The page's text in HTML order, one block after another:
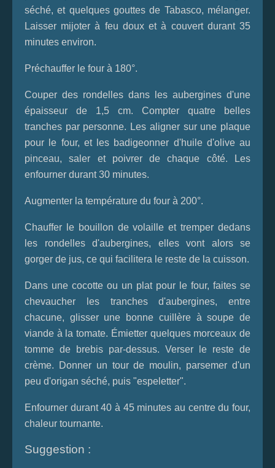
séché, et quelques gouttes de Tabasco, mélanger.
Laisser mijoter à feu doux et à couvert durant 35
minutes environ.
Préchauffer le four à 180°.
Couper des rondelles dans les aubergines d'une
épaisseur de 1,5 cm. Compter quatre belles
tranches par personne. Les aligner sur une plaque
pour le four, et les badigeonner d'huile d'olive au
pinceau, saler et poivrer de chaque côté. Les
enfourner durant 30 minutes.
Augmenter la température du four à 200°.
Chauffer le bouillon de volaille et tremper dedans
les rondelles d'aubergines, elles vont alors se
gorger de jus, ce qui facilitera le reste de la cuisson.
Dans une cocotte ou un plat pour le four, faites se
chevaucher les tranches d'aubergines, entre
chacune, glisser une bonne cuillère à soupe de
viande à la tomate. Émietter quelques morceaux de
tomme de brebis par-dessus. Verser le reste de
crème. Donner un tour de moulin, parsemer d'un
peu d'origan séché, puis "espeletter".
Enfourner durant 40 à 45 minutes au centre du four,
chaleur tournante.
Suggestion :